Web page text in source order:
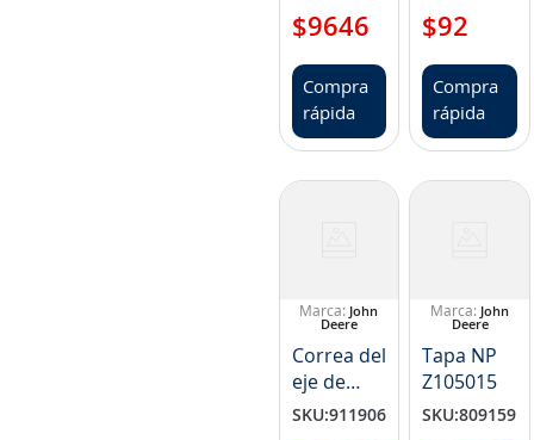
NP
$9646
Compra
rápida
$92
Compra
rápida
John
Deere
Correa del
eje de
transmisión
SKU:911906
John
Deere
Tapa NP
Z105015
SKU:809159